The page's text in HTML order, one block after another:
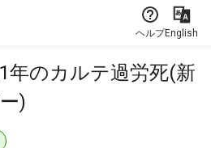
ヘルプEnglish
のカルテ過労死(新
)